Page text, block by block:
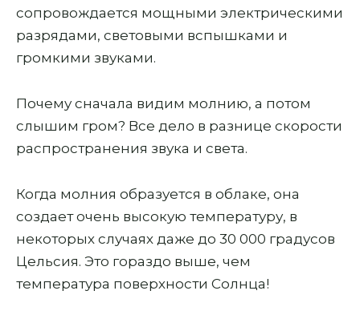
сопровождается мощными электрическими
разрядами, световыми вспышками и
громкими звуками.
Почему сначала видим молнию, а потом
слышим гром? Все дело в разнице скорости
распространения звука и света.
Когда молния образуется в облаке, она
создает очень высокую температуру, в
некоторых случаях даже до 30 000 градусов
Цельсия. Это гораздо выше, чем
температура поверхности Солнца!